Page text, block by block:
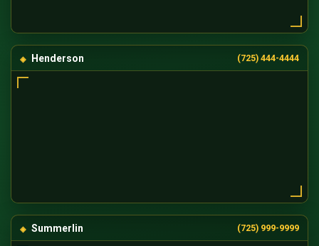
Henderson (725) 444-4444
Summerlin (725) 999-9999